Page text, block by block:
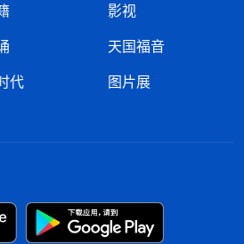
影视
天国福音
代
图片展